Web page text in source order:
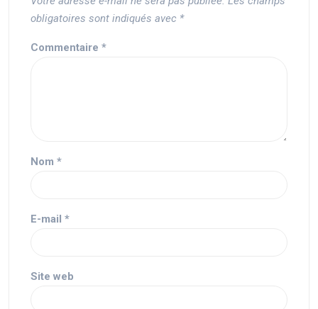
obligatoires sont indiqués avec *
Commentaire *
Nom *
E-mail *
Site web